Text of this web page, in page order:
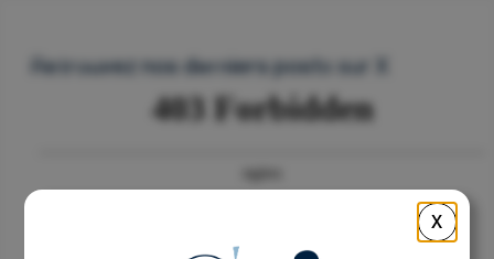
Retrouvez nos derniers posts sur X
X